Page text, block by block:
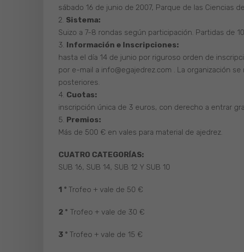
sábado 16 de junio de 2007, Parque de las Ciencias
2. Sistema:
Suizo a 7-8 rondas según participación. Partidas de
3. Información e Inscripciones:
hasta el día 14 de junio por riguroso orden de
por e-mail a info@egajedrez.com . La organización
posteriores.
4. Cuotas:
inscripción única de 3 euros, con derecho a entrar
5. Premios:
Más de 500 € en vales para material de ajedrez.
CUATRO CATEGORÍAS:
SUB 16, SUB 14, SUB 12 Y SUB 10
1 º Trofeo + vale de 50 €
2 º Trofeo + vale de 30 €
3 º Trofeo + vale de 15 €